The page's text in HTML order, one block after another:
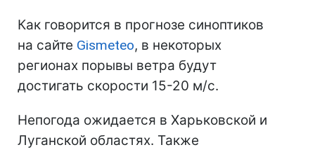
Как говорится в прогнозе синоптиков
на сайте Gismeteo, в некоторых
регионах порывы ветра будут
достигать скорости 15-20 м/с.
Непогода ожидается в Харьковской и
Луганской областях. Также